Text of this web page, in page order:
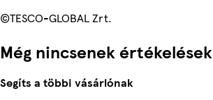
©TESCO-GLOBAL Zrt.
Még nincsenek értékelések
Segíts a többi vásárlónak